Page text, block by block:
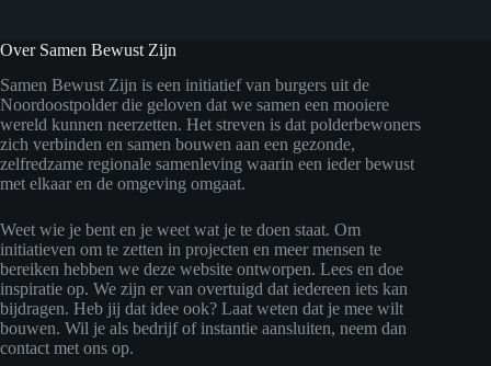
Over Samen Bewust Zijn
Samen Bewust Zijn is een initiatief van burgers uit de
Noordoostpolder die geloven dat we samen een mooiere
wereld kunnen neerzetten. Het streven is dat polderbewoners
zich verbinden en samen bouwen aan een gezonde,
zelfredzame regionale samenleving waarin een ieder bewust
met elkaar en de omgeving omgaat.
Weet wie je bent en je weet wat je te doen staat. Om
initiatieven om te zetten in projecten en meer mensen te
bereiken hebben we deze website ontworpen. Lees en doe
inspiratie op. We zijn er van overtuigd dat iedereen iets kan
bijdragen. Heb jij dat idee ook? Laat weten dat je mee wilt
bouwen. Wil je als bedrijf of instantie aansluiten, neem dan
contact met ons op.